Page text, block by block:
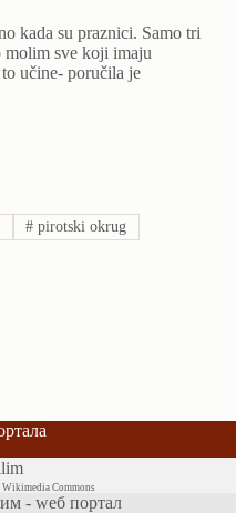
kada su praznici. Samo tri
molim sve koji imaju
učine- poručila je
# pirotski okrug
Wikimedia Commons
- wеб портал